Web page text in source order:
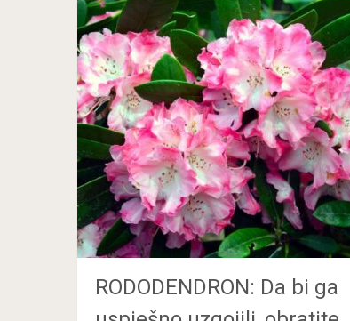
RODODENDRON: Da bi ga